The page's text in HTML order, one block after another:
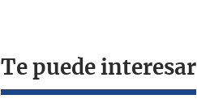
Te puede interesar